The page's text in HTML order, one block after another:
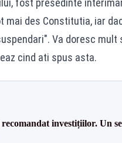
fost presedinte
mai des Constitutia, iar
Va doresc mult
cind ati spus asta.
investițiilor. Un